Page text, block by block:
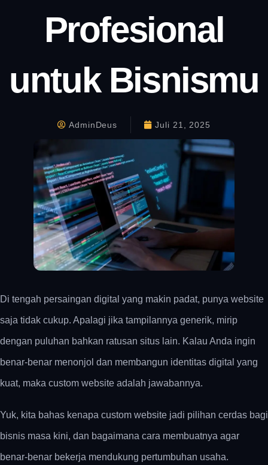
Profesional
untuk Bisnismu
AdminDeus Juli 21, 2025
Di tengah persaingan digital yang makin padat, punya website
saja tidak cukup. Apalagi jika tampilannya generik, mirip
dengan puluhan bahkan ratusan situs lain. Kalau Anda ingin
benar-benar menonjol dan membangun identitas digital yang
kuat, maka custom website adalah jawabannya.
Yuk, kita bahas kenapa custom website jadi pilihan cerdas bagi
bisnis masa kini, dan bagaimana cara membuatnya agar
benar-benar bekerja mendukung pertumbuhan usaha.